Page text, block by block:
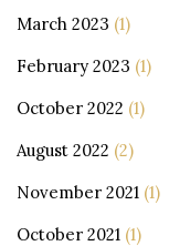
March 2023 (1)
February 2023 (1)
October 2022 (1)
August 2022 (2)
November 2021 (1)
October 2021 (1)